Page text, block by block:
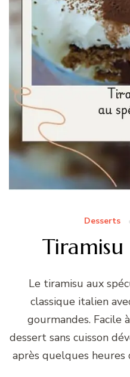
Desserts
Tiramisu
Le tiramisu aux
classique italien
gourmandes. Facile
dessert sans cuisson
après quelques